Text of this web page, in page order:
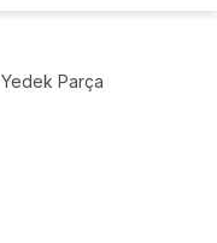
Yedek Parça